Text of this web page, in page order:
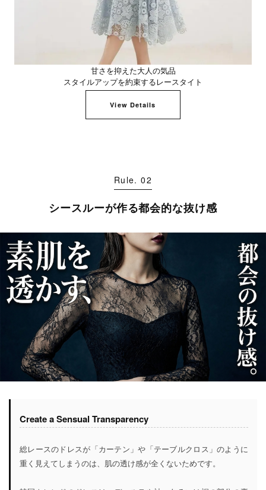
甘さを抑えた大人の気品
スタイルアップを約束するレースタイト
View Details
Rule. 02
シースルーが作る都会的な抜け感
Create a Sensual Transparency
総レースのドレスが「カーテン」や「テーブルクロス」のように
重く見えてしまうのは、肌の透け感が全くないためです。